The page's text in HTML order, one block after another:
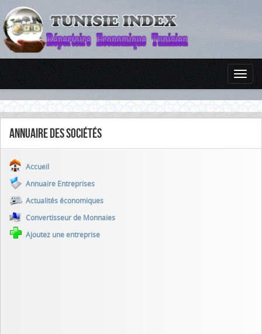
Annuaire des sociétés
Accueil
Annuaire Entreprises
Actualités économiques
Convertisseur de Monnaies
Ajoutez une entreprise